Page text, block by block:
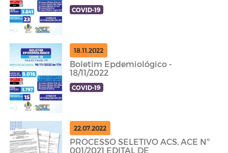
COVID-19
18.11.2022
Boletim Epdemiológico -
18/11/2022
COVID-19
22.07.2022
PROCESSO SELETIVO ACS, ACE Nº
001/2021 EDITAL DE